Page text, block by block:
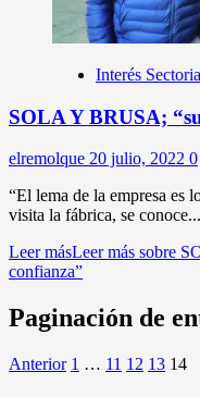
Interés
SOLA Y BRUSA;
elremolque 20 julio, 2022 0
“El lema de la empresa es
visita la fábrica, se conoce...
Leer másLeer más sobre
confianza”
Paginación de
Anterior 1 … 11 12 13 14